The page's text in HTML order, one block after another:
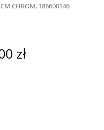
CHROM, 186600146
zł